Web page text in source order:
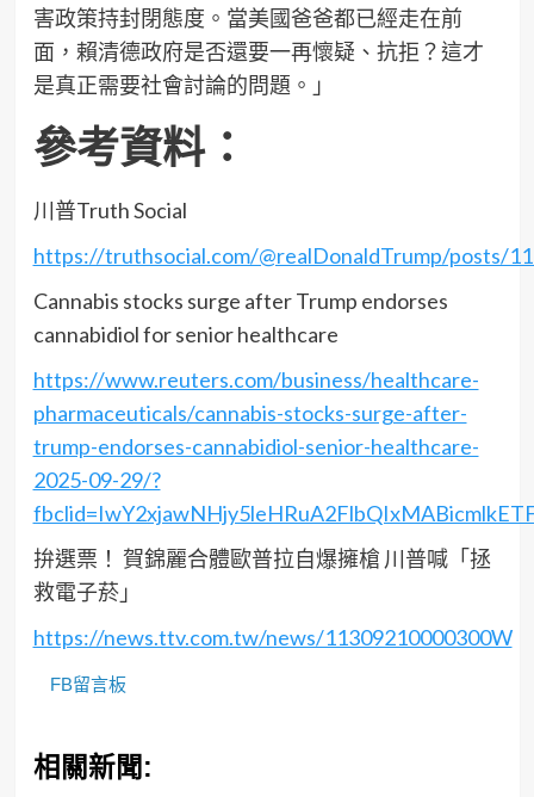
害政策持封閉態度。當美國爸爸都已經走在前
面，賴清德政府是否還要一再懷疑、抗拒？這才
是真正需要社會討論的問題。」
參考資料：
川普Truth Social
https://truthsocial.com/@realDonaldTrump/posts/
Cannabis stocks surge after Trump endorses
cannabidiol for senior healthcare
https://www.reuters.com/business/healthcare-
pharmaceuticals/cannabis-stocks-surge-after-
trump-endorses-cannabidiol-senior-healthcare-
2025-09-29/?
拚選票！ 賀錦麗合體歐普拉自爆擁槍 川普喊「拯
救電子菸」
https://news.ttv.com.tw/news/11309210000300W
FB留言板
相關新聞: